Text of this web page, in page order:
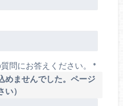
問にお答えください。 *
めませんでした。ページ
）